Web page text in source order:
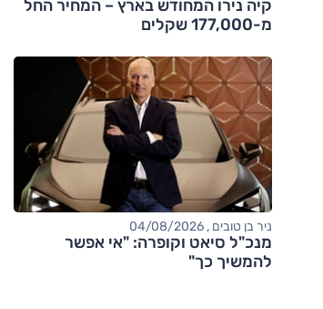
קיה נירו המחודש בארץ – המחיר החל
מ-177,000 שקלים
ניר בן טובים , 04/08/2026
מנכ"ל סיאט וקופרה: "אי אפשר
להמשיך כך"